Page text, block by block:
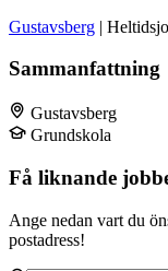
Gustavsberg |
Sammanfattning
Gustavsberg
Grundskola
Få liknande
Ange nedan vart du
postadress!